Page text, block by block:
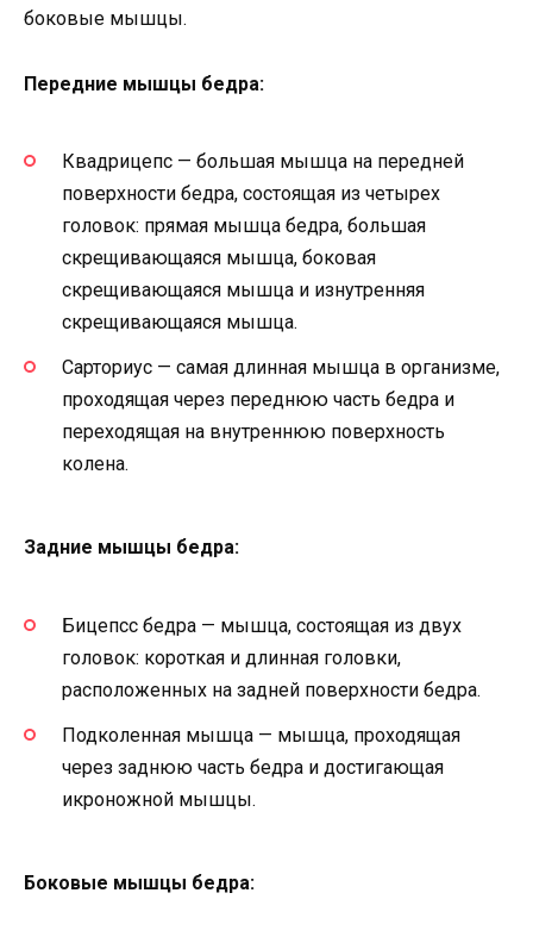
боковые мышцы.
Передние мышцы бедра:
Квадрицепс — большая мышца на передней
поверхности бедра, состоящая из четырех
головок: прямая мышца бедра, большая
скрещивающаяся мышца, боковая
скрещивающаяся мышца и изнутренняя
скрещивающаяся мышца.
Сарториус — самая длинная мышца в организме,
проходящая через переднюю часть бедра и
переходящая на внутреннюю поверхность
колена.
Задние мышцы бедра:
Бицепсс бедра — мышца, состоящая из двух
головок: короткая и длинная головки,
расположенных на задней поверхности бедра.
Подколенная мышца — мышца, проходящая
через заднюю часть бедра и достигающая
икроножной мышцы.
Боковые мышцы бедра: